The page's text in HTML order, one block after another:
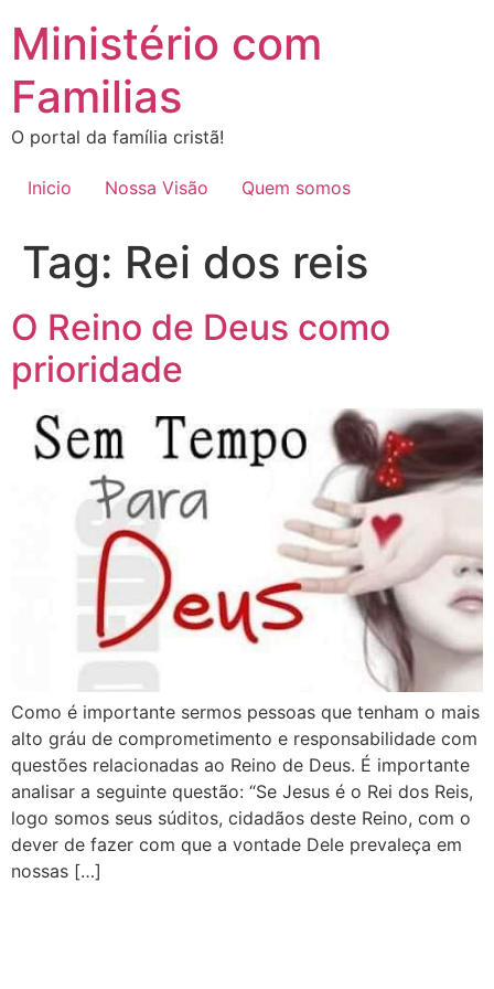
para
conteúdo
Ministério com
Familias
O portal da família cristã!
Inicio Nossa Visão Quem somos
Tag: Rei dos reis
O Reino de Deus como
prioridade
Como é importante sermos pessoas que tenham o mais
alto gráu de comprometimento e responsabilidade com
questões relacionadas ao Reino de Deus. É importante
analisar a seguinte questão: “Se Jesus é o Rei dos Reis,
logo somos seus súditos, cidadãos deste Reino, com o
dever de fazer com que a vontade Dele prevaleça em
nossas […]